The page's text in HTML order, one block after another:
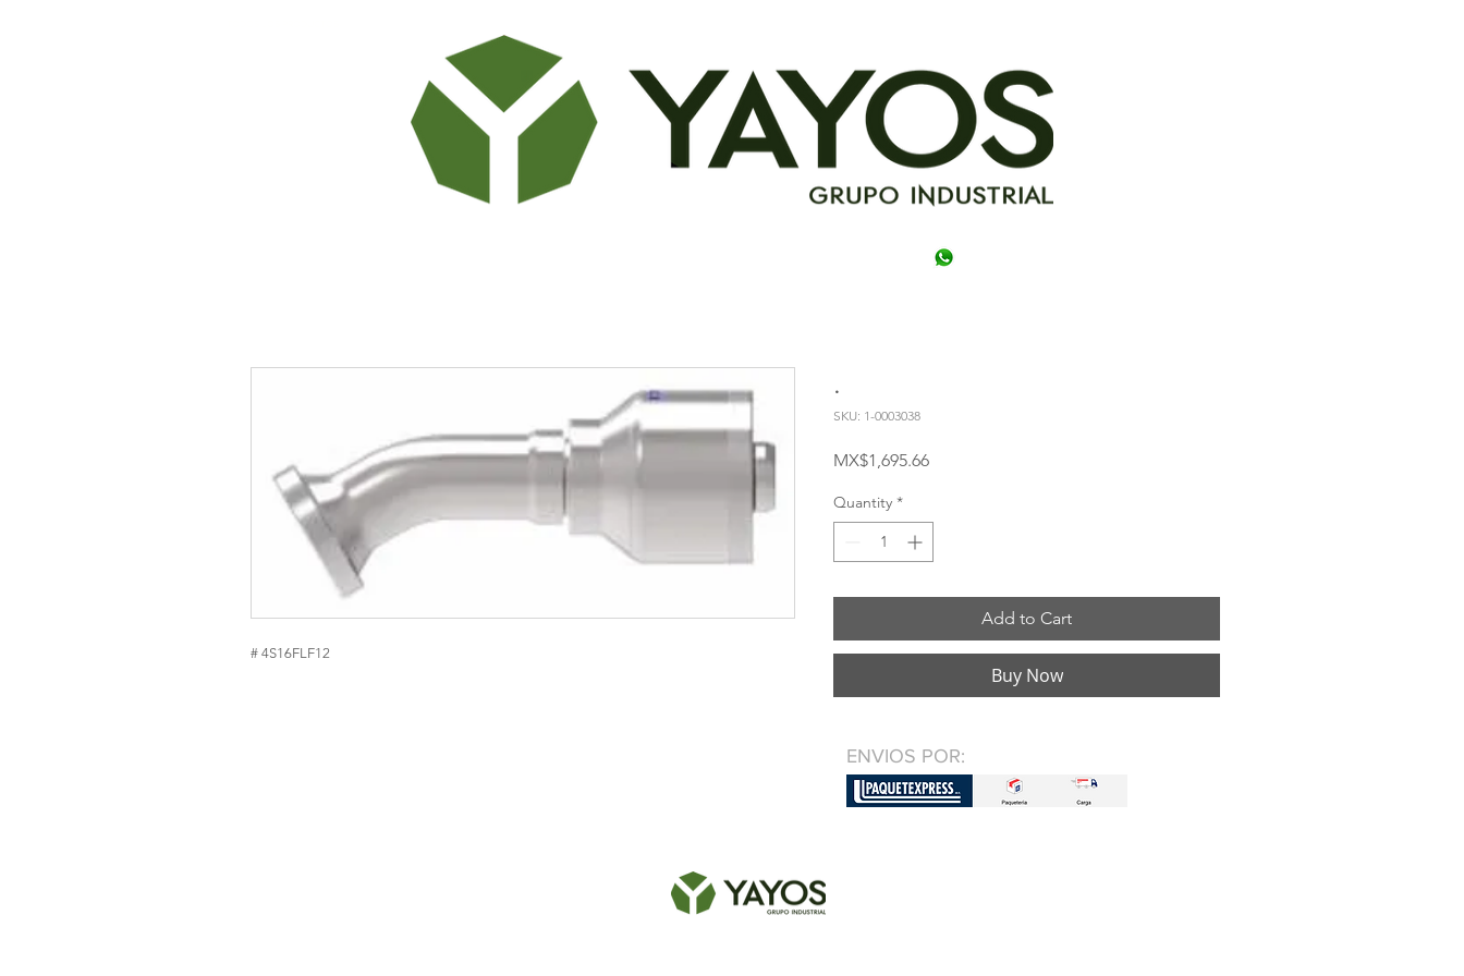
# 4S16FLF12
.
SKU: 1-0003038
MX$1,695.66Price
Quantity *
Add to Cart
Buy Now
ENVIOS POR: